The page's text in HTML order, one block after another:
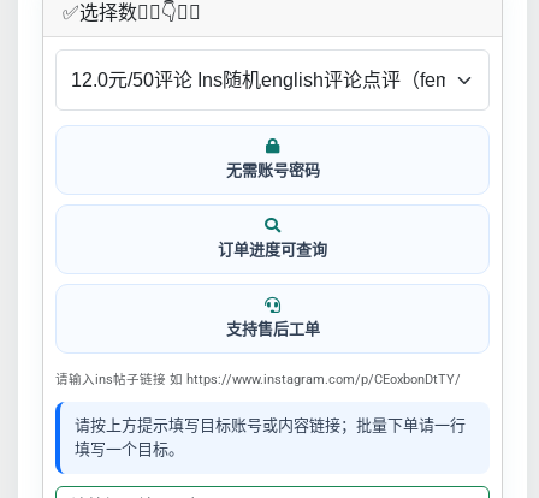
✅​选择数👇🏻​​👇👇🏻​​
无需账号密码
订单进度可查询
支持售后工单
请输入ins帖子链接 如 https://www.instagram.com/p/CEoxbonDtTY/
请按上方提示填写目标账号或内容链接；批量下单请一行
填写一个目标。